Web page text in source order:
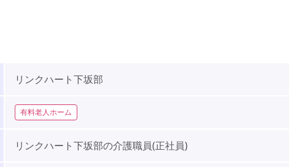
リンクハート下坂部
有料老人ホーム
リンクハート下坂部の介護職員(正社員)